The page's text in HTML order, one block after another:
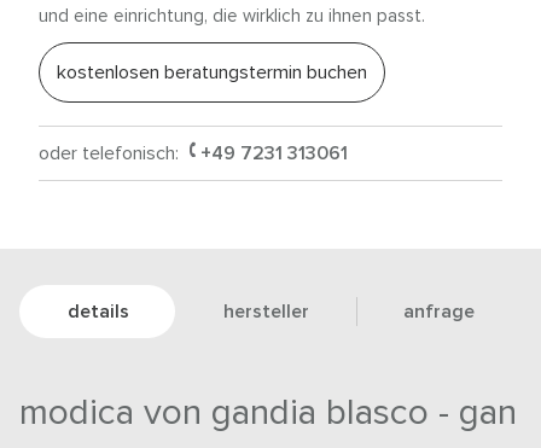
und eine einrichtung, die wirklich zu ihnen passt.
kostenlosen beratungstermin buchen
oder telefonisch: +49 7231 313061
details hersteller anfrage
modica von gandia blasco - gan